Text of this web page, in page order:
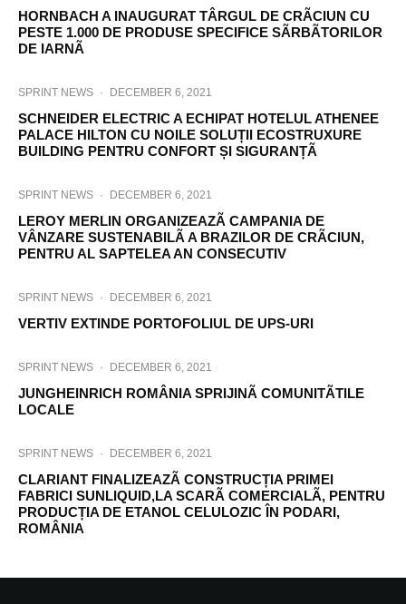
HORNBACH A INAUGURAT TÂRGUL DE CRÃCIUN CU
PESTE 1.000 DE PRODUSE SPECIFICE SÃRBÃTORILOR
DE IARNÃ
SPRINT NEWS · DECEMBER 6, 2021
SCHNEIDER ELECTRIC A ECHIPAT HOTELUL ATHENEE
PALACE HILTON CU NOILE SOLUȚII ECOSTRUXURE
BUILDING PENTRU CONFORT ȘI SIGURANȚÃ
SPRINT NEWS · DECEMBER 6, 2021
LEROY MERLIN ORGANIZEAZÃ CAMPANIA DE
VÂNZARE SUSTENABILÃ A BRAZILOR DE CRÃCIUN,
PENTRU AL SAPTELEA AN CONSECUTIV
SPRINT NEWS · DECEMBER 6, 2021
VERTIV EXTINDE PORTOFOLIUL DE UPS-URI
SPRINT NEWS · DECEMBER 6, 2021
JUNGHEINRICH ROMÂNIA SPRIJINÃ COMUNITÃTILE
LOCALE
SPRINT NEWS · DECEMBER 6, 2021
CLARIANT FINALIZEAZÃ CONSTRUCȚIA PRIMEI
FABRICI SUNLIQUID,LA SCARÃ COMERCIALÃ, PENTRU
PRODUCȚIA DE ETANOL CELULOZIC ÎN PODARI,
ROMÂNIA